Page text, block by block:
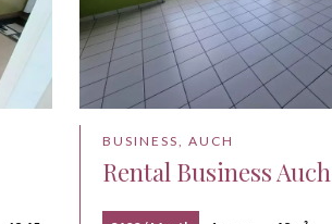
BUSINESS, AUCH
Rental Business Auch